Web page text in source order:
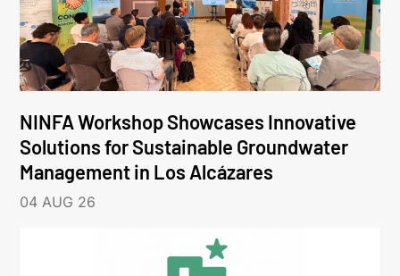
NINFA Workshop Showcases Innovative
Solutions for Sustainable Groundwater
Management in Los Alcázares
04 AUG 26